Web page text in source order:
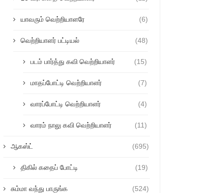
யாவரும் வெற்றியாளரே (6)
வெற்றியாளர் பட்டியல் (48)
படம் பார்த்து கவி வெற்றியாளர் (15)
மாதப்போட்டி வெற்றியாளர் (7)
வாரப்போட்டி வெற்றியாளர் (4)
வாரம் நாலு கவி வெற்றியாளர் (11)
ஆகஸ்ட் (695)
திகில் கதைப் போட்டி (19)
சும்மா வந்து பாருங்க (524)